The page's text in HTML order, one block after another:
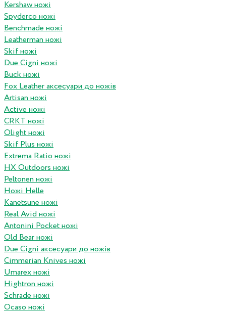
Kershaw ножі
Spyderco ножі
Benchmade ножі
Leatherman ножі
Skif ножі
Due Cigni ножі
Buck ножі
Fox Leather аксесуари до ножів
Artisan ножі
Active ножі
CRKT ножі
Olight ножі
Skif Plus ножі
Extrema Ratio ножі
HX Outdoors ножі
Peltonen ножі
Ножі Helle
Kanetsune ножі
Real Avid ножі
Antonini Pocket ножі
Old Bear ножі
Due Cigni аксесуари до ножів
Cimmerian Knives ножі
Umarex ножі
Hightron ножі
Schrade ножі
Ocaso ножі